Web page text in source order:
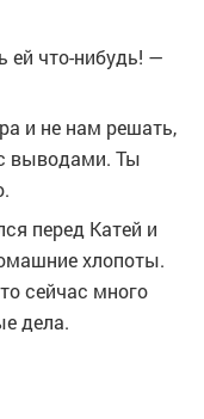
ей что-нибудь! —
и не нам решать,
выводами. Ты
перед Катей и
хлопоты.
сейчас много
дела.